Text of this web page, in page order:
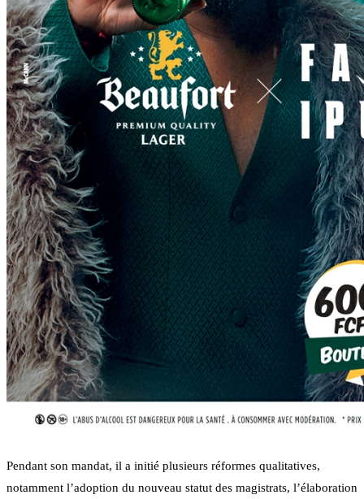
Pendant son mandat, il a initié plusieurs réformes qualitatives,
notamment l’adoption du nouveau statut des magistrats, l’élaboration